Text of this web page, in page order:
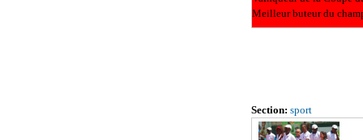
Meilleur buteur du
Section: sport